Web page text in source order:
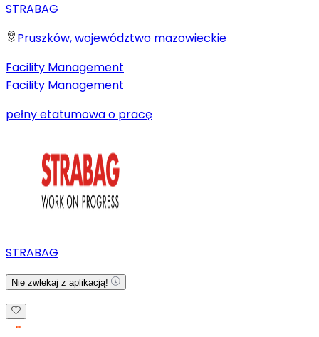
STRABAG
Pruszków, województwo mazowieckie
Facility Management
Facility Management
pełny etatumowa o pracę
STRABAG
Nie zwlekaj z aplikacją!